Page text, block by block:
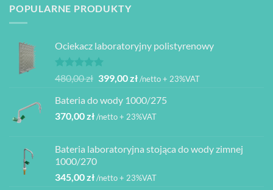
POPULARNE PRODUKTY
Ociekacz laboratoryjny polistyrenowy
Oceniono
na 5
480,00zł Pierwotna
wynosiła:
480,00 zł.
399,00złAktualna
wynosi:
399,00 zł.
/netto + 23%VAT
Bateria do wody 1000/275
370,00zł/netto + 23%VAT
Bateria laboratoryjna stojąca do wody zimnej
1000/270
345,00zł/netto + 23%VAT